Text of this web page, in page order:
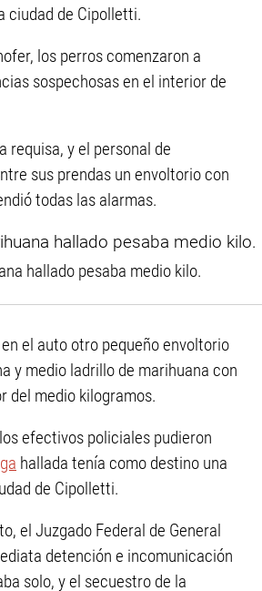
ciudad de Cipolletti.
los perros comenzaron a
sospechosas en el interior de
requisa, y el personal de
sus prendas un envoltorio con
todas las alarmas.
hallado pesaba medio kilo.
el auto otro pequeño envoltorio
y medio ladrillo de marihuana con
del medio kilogramos.
efectivos policiales pudieron
hallada tenía como destino una
de Cipolletti.
el Juzgado Federal de General
detención e incomunicación
solo, y el secuestro de la